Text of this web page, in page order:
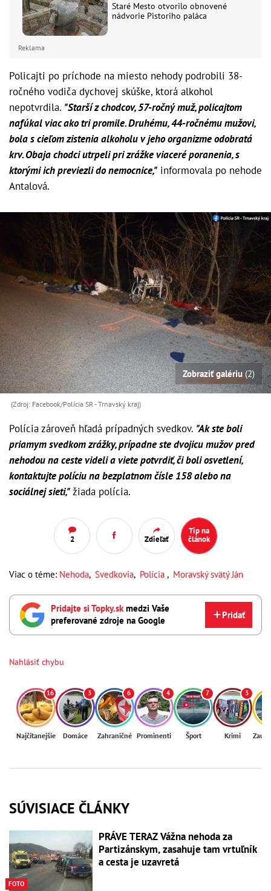
Staré Mesto otvorilo obnovené
nádvorie Pistoriho paláca
Reklama
Policajti po príchode na miesto nehody podrobili 38-
ročného vodiča dychovej skúške, ktorá alkohol
nepotvrdila. "Starší z chodcov, 57-ročný muž, policajtom
nafúkal viac ako tri promile. Druhému, 44-ročnému mužovi,
bola s cieľom zistenia alkoholu v jeho organizme odobratá
krv. Obaja chodci utrpeli pri zrážke viaceré poranenia, s
ktorými ich previezli do nemocnice," informovala po nehode
Antalová.
Zobraziť galériu (2)
(Zdroj: Facebook/Polícia SR - Trnavský kraj)
Polícia zároveň hľadá prípadných svedkov. "Ak ste boli
priamym svedkom zrážky, prípadne ste dvojicu mužov pred
nehodou na ceste videli a viete potvrdiť, či boli osvetlení,
kontaktujte políciu na bezplatnom čísle 158 alebo na
sociálnej sieti,"žiada polícia.
2 Zdieľať
Tip na
článok
Viac o téme: Nehoda, Svedkovia, Polícia , Moravský svätý Ján
Pridajte si Topky.skmedzi Vaše
preferované zdroje na Google
Pridať
Nahlásiť chybu
16
Najčítanejšie
3
Domáce
6
Zahraničné
4
Prominenti
7
Šport
3
Krimi
SÚVISIACE ČLÁNKY
FOTO
PRÁVE TERAZ Vážna nehoda za
Partizánskym, zasahuje tam vrtuľník
a cesta je uzavretá